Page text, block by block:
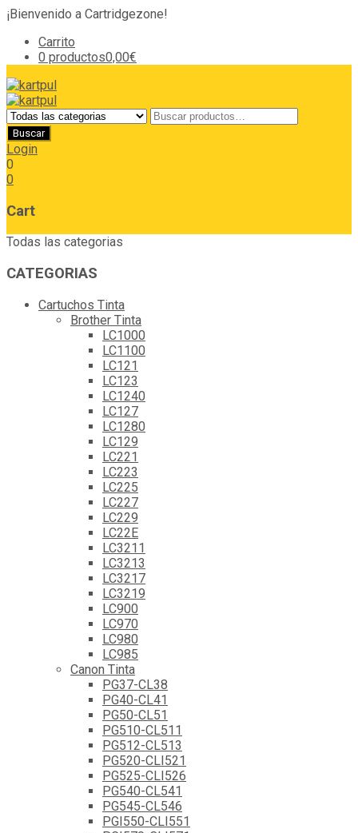
¡Bienvenido a Cartridgezone!
Carrito
0 productos0,00€
Login
0
0
Cart
Todas las categorias
CATEGORIAS
Cartuchos Tinta
Brother Tinta
LC1000
LC1100
LC121
LC123
LC1240
LC127
LC1280
LC129
LC221
LC223
LC225
LC227
LC229
LC22E
LC3211
LC3213
LC3217
LC3219
LC900
LC970
LC980
LC985
Canon Tinta
PG37-CL38
PG40-CL41
PG50-CL51
PG510-CL511
PG512-CL513
PG520-CLI521
PG525-CLI526
PG540-CL541
PG545-CL546
PGI550-CLI551